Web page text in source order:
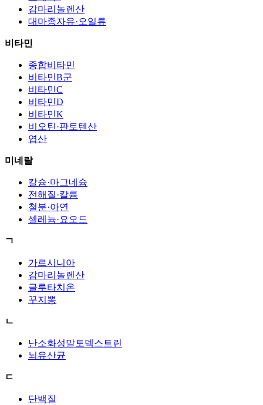
감마리놀렌산
대마종자유·오일류
비타민
종합비타민
비타민B군
비타민C
비타민D
비타민K
비오틴·판토텐산
엽산
미네랄
칼슘·마그네슘
전해질·칼륨
철분·아연
셀레늄·요오드
ㄱ
가르시니아
감마리놀렌산
글루타치온
꾸지뽕
ㄴ
난소화성말토덱스트린
뇌유산균
ㄷ
단백질